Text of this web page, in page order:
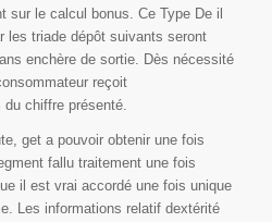
sur le calcul bonus. Ce Type De il
les triade dépôt suivants seront
enchère de sortie. Dès nécessité
reçoit
chiffre présenté.
get a pouvoir obtenir une fois
fallu traitement une fois
il est vrai accordé une fois unique
Les informations relatif dextérité